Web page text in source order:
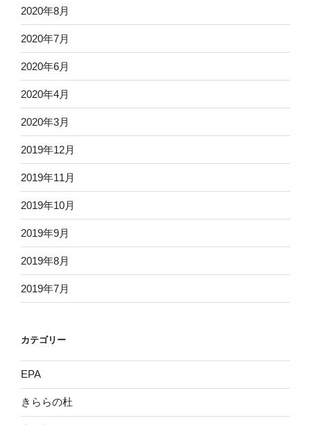
2020年8月
2020年7月
2020年6月
2020年4月
2020年3月
2019年12月
2019年11月
2019年10月
2019年9月
2019年8月
2019年7月
カテゴリー
EPA
きららの杜